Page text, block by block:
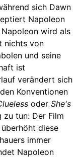
sich Dawn
Napoleon
wird als
nichts von
und seine
ist
verändert sich
Konventionen
oder She's
zu tun: Der Film
diese
immer
Napoleon